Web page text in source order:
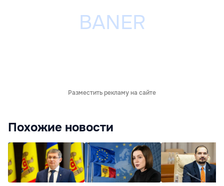
Разместить рекламу на сайте
Похожие новости